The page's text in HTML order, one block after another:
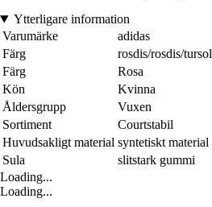
Ytterligare information
Varumärke
adidas
Färg
rosdis/rosdis/tursol
Färg
Rosa
Kön
Kvinna
Åldersgrupp
Vuxen
Sortiment
Courtstabil
Huvudsakligt material syntetiskt material
Sula
slitstark gummi
Loading...
Loading...